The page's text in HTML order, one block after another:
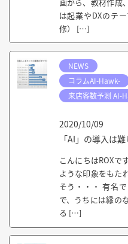
は起業やDXのテ
修） […]
NEWS
コラムAI-Hawk-
来店客数予測 AI-
2020/10/09
「AI」の導入は
こんにちはROXで
ような印象をもた
そう・・・ 有名
で、うちには縁の
る […]